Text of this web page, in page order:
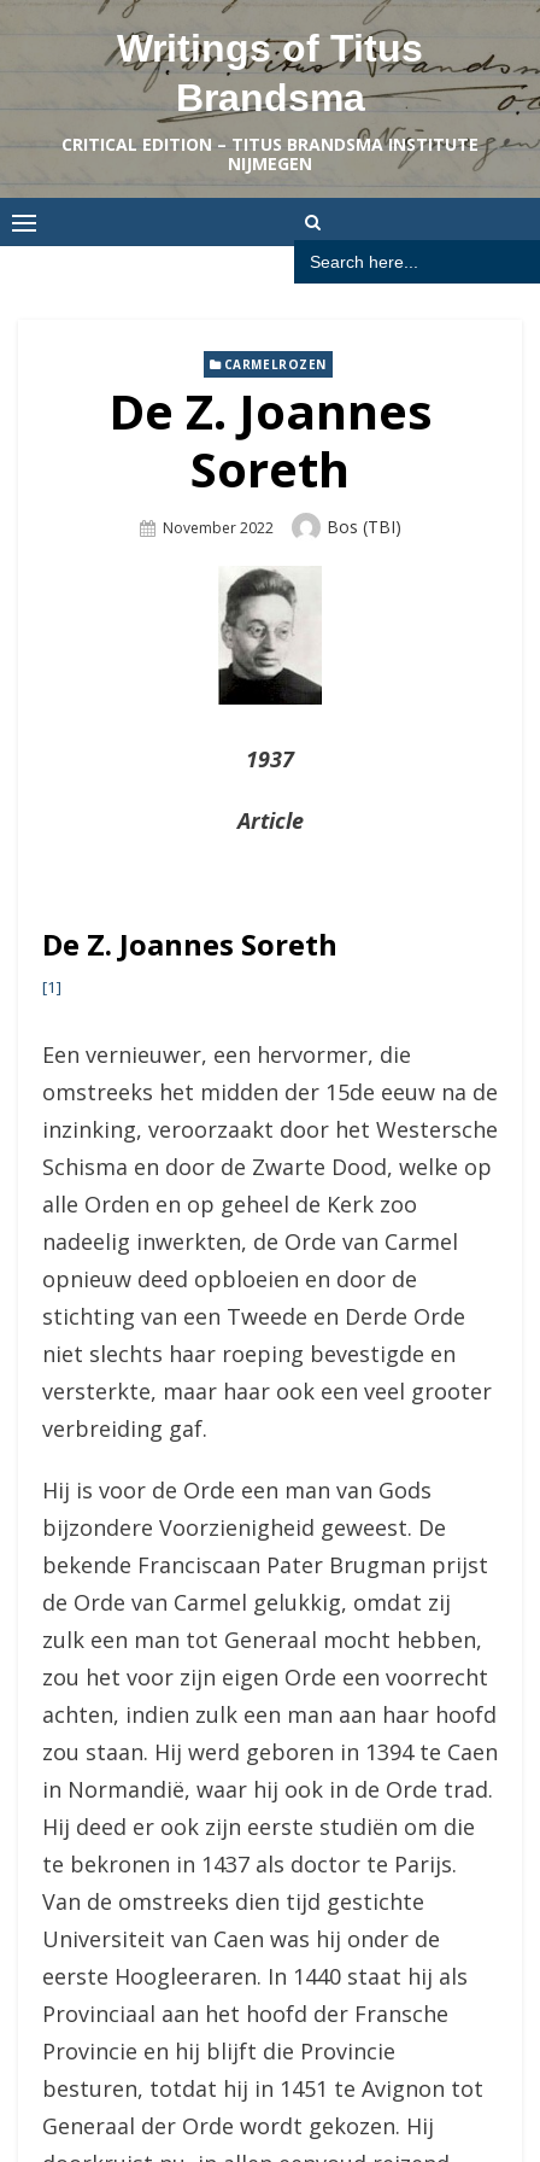
Writings of Titus
Brandsma
CRITICAL EDITION – TITUS BRANDSMA INSTITUTE
NIJMEGEN
Search
for:
CARMELROZEN
De Z. Joannes
Soreth
Posted
November 2022 Author
Bos (TBI)
1937
Article
De Z. Joannes Soreth
[1]
Een vernieuwer, een hervormer, die
omstreeks het midden der 15de eeuw na de
inzinking, veroorzaakt door het Westersche
Schisma en door de Zwarte Dood, welke op
alle Orden en op geheel de Kerk zoo
nadeelig inwerkten, de Orde van Carmel
opnieuw deed opbloeien en door de
stichting van een Tweede en Derde Orde
niet slechts haar roeping bevestigde en
versterkte, maar haar ook een veel grooter
verbreiding gaf.
Hij is voor de Orde een man van Gods
bijzondere Voorzienigheid geweest. De
bekende Franciscaan Pater Brugman prijst
de Orde van Carmel gelukkig, omdat zij
zulk een man tot Generaal mocht hebben,
zou het voor zijn eigen Orde een voorrecht
achten, indien zulk een man aan haar hoofd
zou staan. Hij werd geboren in 1394 te Caen
in Normandië, waar hij ook in de Orde trad.
Hij deed er ook zijn eerste studiën om die
te bekronen in 1437 als doctor te Parijs.
Van de omstreeks dien tijd gestichte
Universiteit van Caen was hij onder de
eerste Hoogleeraren. In 1440 staat hij als
Provinciaal aan het hoofd der Fransche
Provincie en hij blijft die Provincie
besturen, totdat hij in 1451 te Avignon tot
Generaal der Orde wordt gekozen. Hij